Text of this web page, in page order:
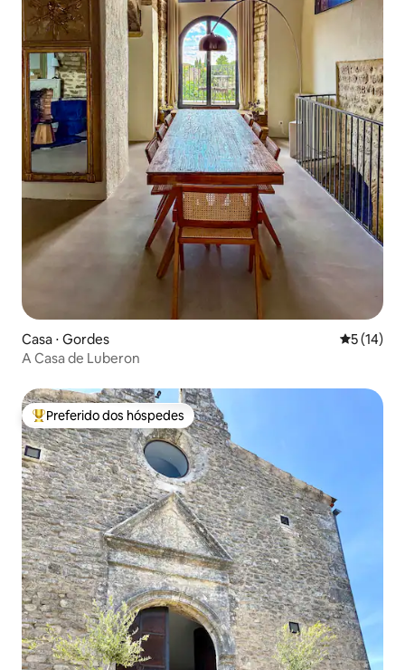
Casa ⋅ Gordes 5 de uma
5 (14)
A Casa de Luberon
Entre os melhores preferidos dos hóspedes
Preferido dos hóspedes